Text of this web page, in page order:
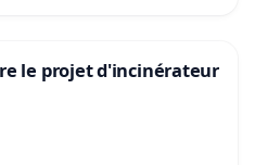
le projet d'incinérateur